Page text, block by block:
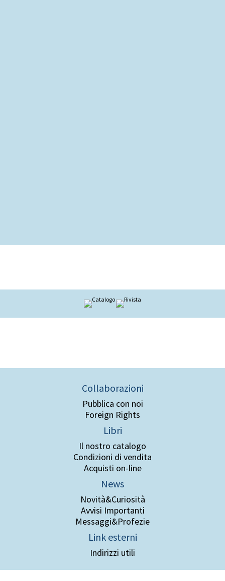
Collaborazioni
Pubblica con noi
Foreign Rights
Libri
Il nostro catalogo
Condizioni di vendita
Acquisti on-line
News
Novità&Curiosità
Avvisi Importanti
Messaggi&Profezie
Link esterni
Indirizzi utili